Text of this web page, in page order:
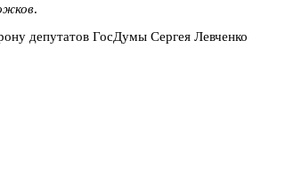
.
депутатов ГосДумы Сергея Левченко